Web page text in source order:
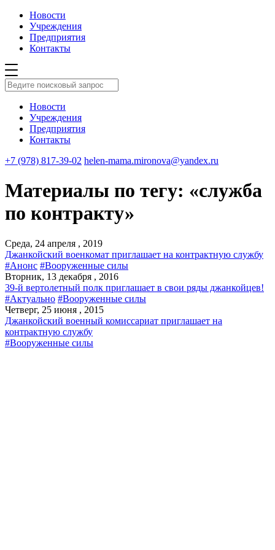
Новости
Учреждения
Предприятия
Контакты
Новости
Учреждения
Предприятия
Контакты
+7 (978) 817-39-02 helen-mama.mironova@yandex.ru
Материалы по тегу: «служба
по контракту»
Среда, 24 апреля , 2019
Джанкойский военкомат приглашает на контрактную службу
#Анонс #Вооруженные силы
Вторник, 13 декабря , 2016
39-й вертолетный полк приглашает в свои ряды джанкойцев!
#Актуально #Вооруженные силы
Четверг, 25 июня , 2015
Джанкойский военный комиссариат приглашает на
контрактную службу
#Вооруженные силы